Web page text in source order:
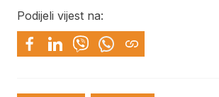
Podijeli vijest na: